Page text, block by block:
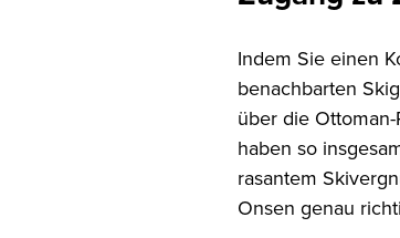
Indem Sie einen
benachbarten
über die
haben so
rasantem
Onsen genau